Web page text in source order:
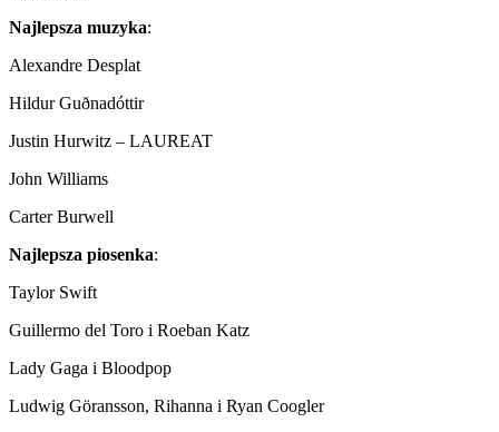
Najlepsza muzyka:
Alexandre Desplat
Hildur Guðnadóttir
Justin Hurwitz – LAUREAT
John Williams
Carter Burwell
Najlepsza piosenka:
Taylor Swift
Guillermo del Toro i Roeban Katz
Lady Gaga i Bloodpop
Ludwig Göransson, Rihanna i Ryan Coogler